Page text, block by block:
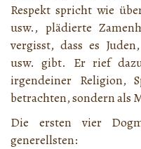
Respekt spricht wie
usw., plädierte
vergisst, dass es
usw. gibt. Er rief
irgendeiner Religion,
betrachten, sondern als
Die ersten vier
generellsten: